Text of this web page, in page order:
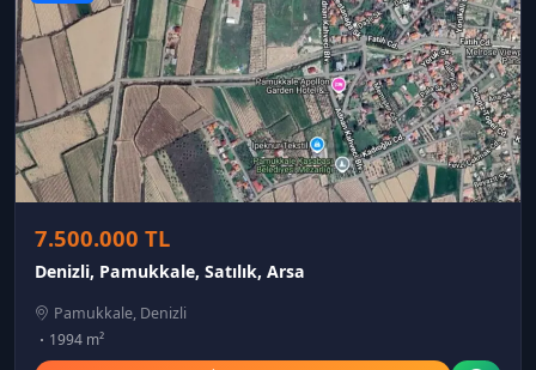
7.500.000 TL
Denizli, Pamukkale, Satılık, Arsa
Pamukkale, Denizli
1994 m²